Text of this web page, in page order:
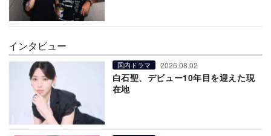
インタビュー
国内ドラマ 2026.08.02
白石聖、デビュー10年目を迎えた現
在地